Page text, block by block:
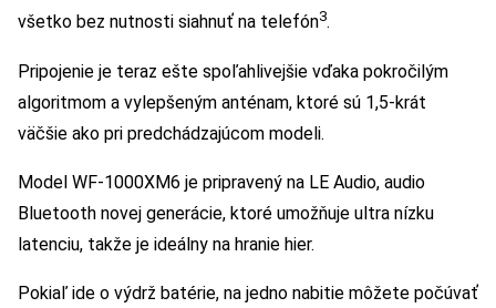
všetko bez nutnosti siahnuť na telefón3.
Pripojenie je teraz ešte spoľahlivejšie vďaka pokročilým
algoritmom a vylepšeným anténam, ktoré sú 1,5-krát
väčšie ako pri predchádzajúcom modeli.
Model WF-1000XM6 je pripravený na LE Audio, audio
Bluetooth novej generácie, ktoré umožňuje ultra nízku
latenciu, takže je ideálny na hranie hier.
Pokiaľ ide o výdrž batérie, na jedno nabitie môžete počúvať